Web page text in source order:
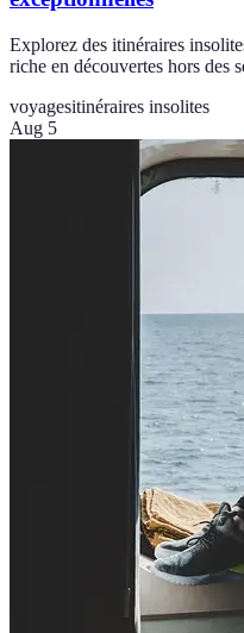
Explorez des itinéraires
riche en découvertes hors des
voyagesitinéraires insolites
Aug 5